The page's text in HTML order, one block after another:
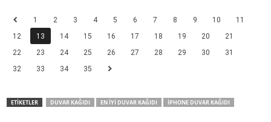
1 2 3 4 5 6 7 8 9 10
11
12
13 14 15 16 17 18 19 20
21
22
23 24 25 26 27 28 29 30
31
32
33 34 35
ETİKETLER DUVAR KAĞIDI EN İYI DUVAR KAĞIDI IPHONE DUVAR KAĞIDI